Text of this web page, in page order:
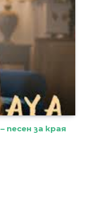
песен за края